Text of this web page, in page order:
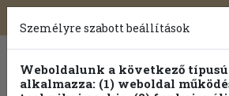
Toggle
navigation
Személyre szabott beállítások
Weboldalunk a következő
alkalmazza: (1) weboldal